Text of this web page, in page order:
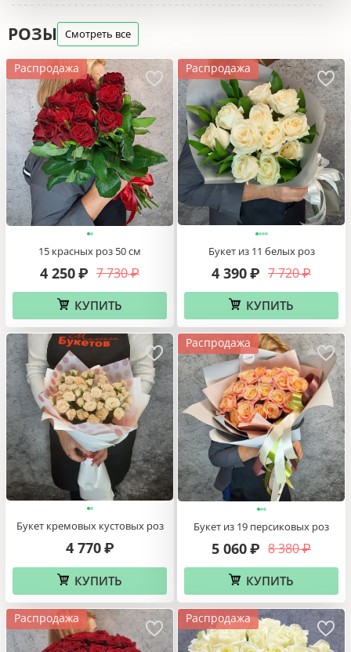
РОЗЫ Смотреть все
Распродажа
15 красных роз 50 см
7 730 ₽
4 250₽
КУПИТЬ
Распродажа
Букет из 11 белых роз
7 720 ₽
4 390₽
КУПИТЬ
Букет кремовых кустовых роз
4 770 ₽
КУПИТЬ
Распродажа
Букет из 19 персиковых роз
8 380 ₽
5 060₽
КУПИТЬ
Распродажа Распродажа